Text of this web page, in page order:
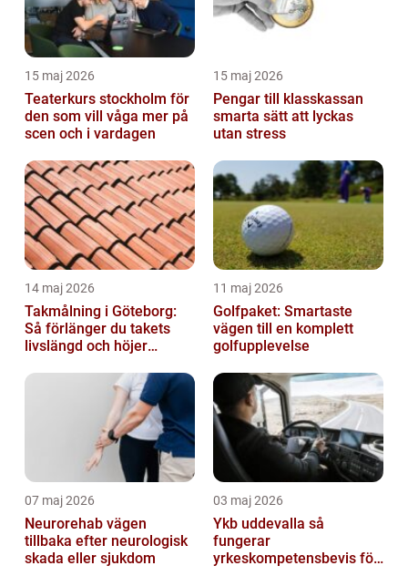
15 maj 2026
Teaterkurs stockholm för
den som vill våga mer på
scen och i vardagen
15 maj 2026
Pengar till klasskassan
smarta sätt att lyckas
utan stress
14 maj 2026
Takmålning i Göteborg:
Så förlänger du takets
livslängd och höjer
11 maj 2026
Golfpaket: Smartaste
vägen till en komplett
golfupplevelse
07 maj 2026
Neurorehab vägen
tillbaka efter neurologisk
skada eller sjukdom
03 maj 2026
Ykb uddevalla så
fungerar
yrkeskompetensbevis för